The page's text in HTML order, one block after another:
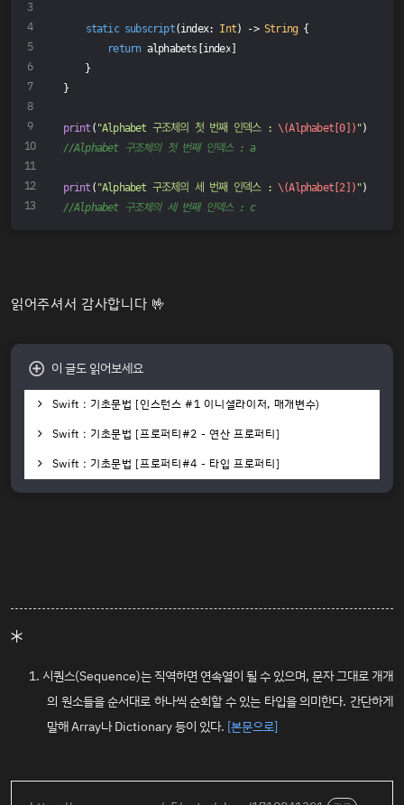
static subscript(index: Int) -> String {
return alphabets[index]
    }
}
print ( "Alphabet 구조체의 첫 번째 인덱스 : \(Alphabet[0]) ")
//Alphabet 구조체의 첫 번째 인덱스 : a
print ( "Alphabet 구조체의 세 번째 인덱스 : \(Alphabet[2 ]) ")
//Alphabet 구조체의 세 번째 인덱스 : c
읽어주셔서 감사합니다 🤟
이 글도 읽어보세요
Swift : 기초문법 [인스턴스 #1 이니셜라이저, 매개변수)
Swift : 기초문법 [프로퍼티#2 - 연산 프로퍼티]
Swift : 기초문법 [프로퍼티#4 - 타입 프로퍼티]
시퀀스(Sequence)는 직역하면 연속열이 될 수 있으며, 문자 그대로 개개
의 원소들을 순서대로 하나씩 순회할 수 있는 타입을 의미한다. 간단하게
말해 Array나 Dictionary 등이 있다. [본문으로]